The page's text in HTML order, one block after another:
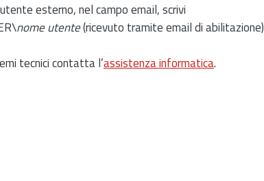
esterno, nel campo email, scrivi
nome utente(ricevuto tramite email di abilitazione)
tecnici contatta l’assistenza informatica.